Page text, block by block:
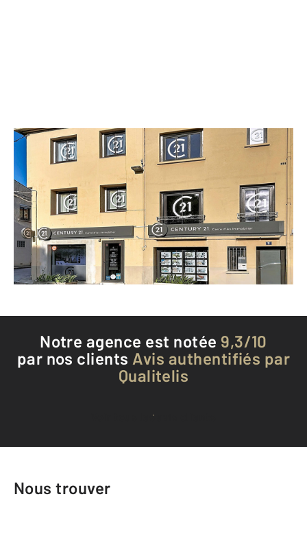
CENTURY 21 Carré d'As Immobilier
4 rue du Marché
ELNE - 66200
Envoyer un message
Téléphoner à l'agence
Notre agence est notée 9,3/10
par nos clients Avis authentifiés par
Qualitelis
Voir tous les avis clients
Nous trouver